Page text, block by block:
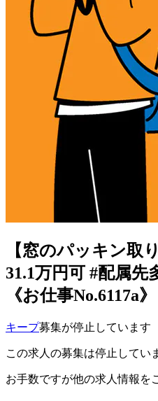
【窓のパッキン取
31.1万円可 #配属
《お仕事No.6117a》
キープ募集が停止しています
この求人の募集は停止してい
お手数ですが他の求人情報を